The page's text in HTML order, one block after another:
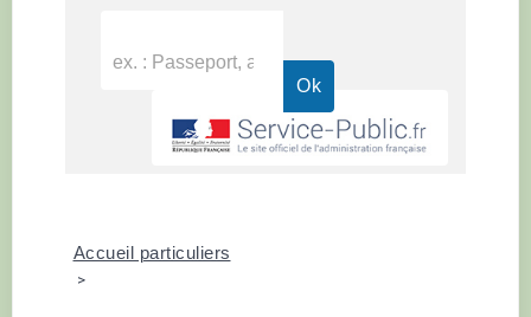
Accueil particuliers
>